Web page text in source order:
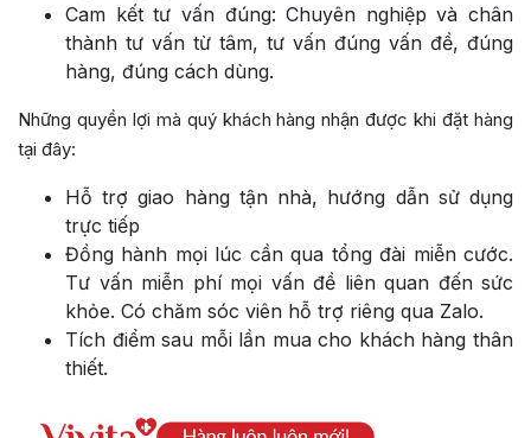
Cam kết tư vấn đúng: Chuyên nghiệp và chân
thành tư vấn từ tâm, tư vấn đúng vấn đề, đúng
hàng, đúng cách dùng.
Những quyền lợi mà quý khách hàng nhận được khi đặt hàng
tại đây:
Hỗ trợ giao hàng tận nhà, hướng dẫn sử dụng
trực tiếp
Đồng hành mọi lúc cần qua tổng đài miễn cước.
Tư vấn miễn phí mọi vấn đề liên quan đến sức
khỏe. Có chăm sóc viên hỗ trợ riêng qua Zalo.
Tích điểm sau mỗi lần mua cho khách hàng thân
thiết.